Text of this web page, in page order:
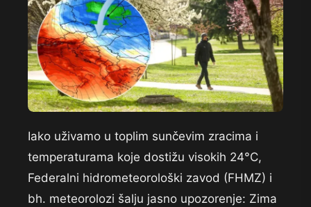
Iako uživamo u toplim sunčevim zracima i
temperaturama koje dostižu visokih 24°C,
Federalni hidrometeorološki zavod (FHMZ) i
bh. meteorolozi šalju jasno upozorenje: Zima